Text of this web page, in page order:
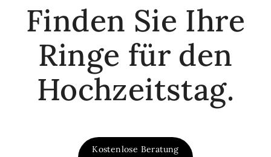
Finden Sie Ihre
Ringe für den
Hochzeitstag.
Kostenlose Beratung